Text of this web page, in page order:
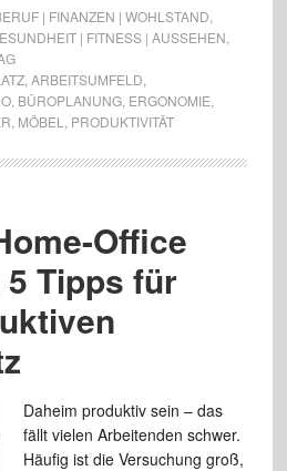
| FINANZEN | WOHLSTAND
| FITNESS | AUSSEHEN
, ARBEITSUMFELD
, BÜROPLANUNG, ERGONOMIE
MÖBEL PRODUKTIVITÄT
Office
Tipps für
Daheim produktiv sein – das
fällt vielen Arbeitenden schwer.
Häufig ist die Versuchung groß,